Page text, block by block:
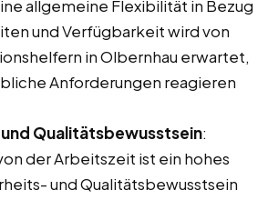
allgemeine Flexibilität in Bezug
und Verfügbarkeit wird von
in Olbernhau erwartet,
Anforderungen reagieren
Qualitätsbewusstsein:
der Arbeitszeit ist ein hohes
und Qualitätsbewusstsein